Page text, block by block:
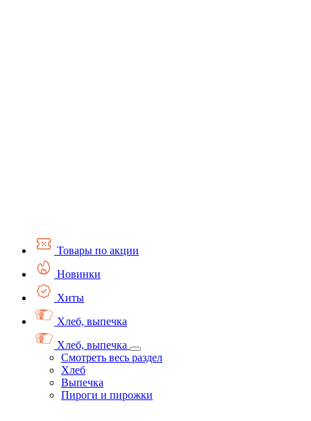
Товары по акции
Новинки
Хиты
Хлеб, выпечка
Хлеб, выпечка
Смотреть весь раздел
Хлеб
Выпечка
Пироги и пирожки